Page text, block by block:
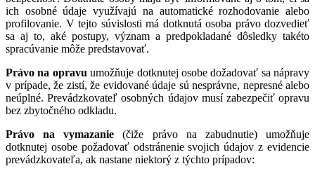
ich osobné údaje využívajú na automatické rozhodovanie alebo
profilovanie. V tejto súvislosti má dotknutá osoba právo dozvedieť
sa aj to, aké postupy, význam a predpokladané dôsledky takéto
spracúvanie môže predstavovať.
Právo na opravu umožňuje dotknutej osobe dožadovať sa nápravy
v prípade, že zistí, že evidované údaje sú nesprávne, nepresné alebo
neúplné. Prevádzkovateľ osobných údajov musí zabezpečiť opravu
bez zbytočného odkladu.
Právo na vymazanie (čiže právo na zabudnutie) umožňuje
dotknutej osobe požadovať odstránenie svojich údajov z evidencie
prevádzkovateľa, ak nastane niektorý z týchto prípadov: